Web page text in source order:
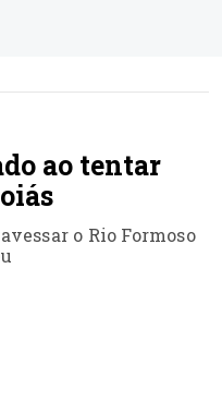
ao tentar
o Rio Formoso